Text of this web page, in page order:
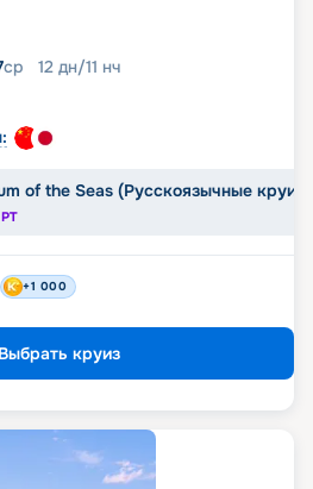
ср 12 дн/11 нч
of the Seas (Русскоязычные
+1 000
Выбрать круиз